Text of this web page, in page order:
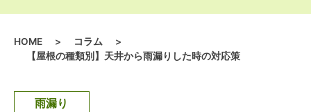
HOME > コラム
>
【屋根の種類別】天井から雨漏りした時の対応策
雨漏り